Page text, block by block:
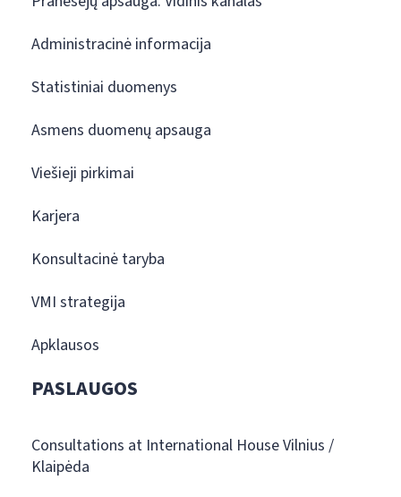
Administracinė informacija
Statistiniai duomenys
Asmens duomenų apsauga
Viešieji pirkimai
Karjera
Konsultacinė taryba
VMI strategija
Apklausos
PASLAUGOS
Consultations at International House Vilnius /
Klaipėda